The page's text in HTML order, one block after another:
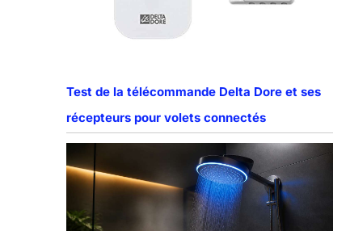
Test de la télécommande Delta Dore et ses
récepteurs pour volets connectés